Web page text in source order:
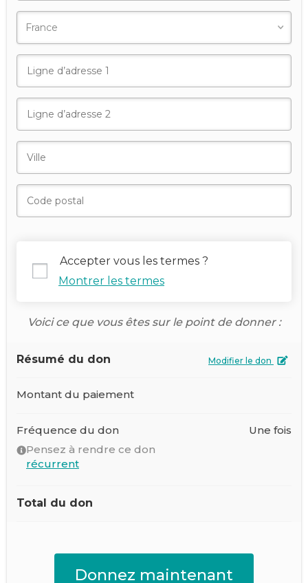
Montrer les termes
Accepter vous les termes ?
Voici ce que vous êtes sur le point de donner :
Résumé du don Modifier le don
Montant du paiement
Fréquence du don
Pensez à rendre ce don
récurrent
Une fois
Total du don